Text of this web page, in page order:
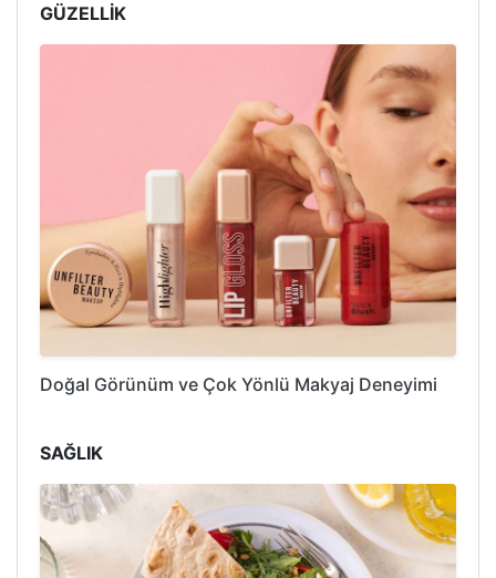
GÜZELLİK
Doğal Görünüm ve Çok Yönlü Makyaj Deneyimi
SAĞLIK